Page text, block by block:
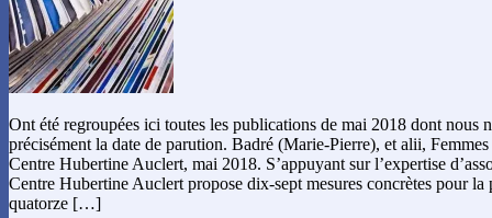
Ont été regroupées ici toutes les publications de mai 2018 dont nous
précisément la date de parution. Badré (Marie-Pierre), et alii,
Centre Hubertine Auclert, mai 2018. S’appuyant sur l’expertise
Centre Hubertine Auclert propose dix-sept mesures concrètes pour
quatorze […]